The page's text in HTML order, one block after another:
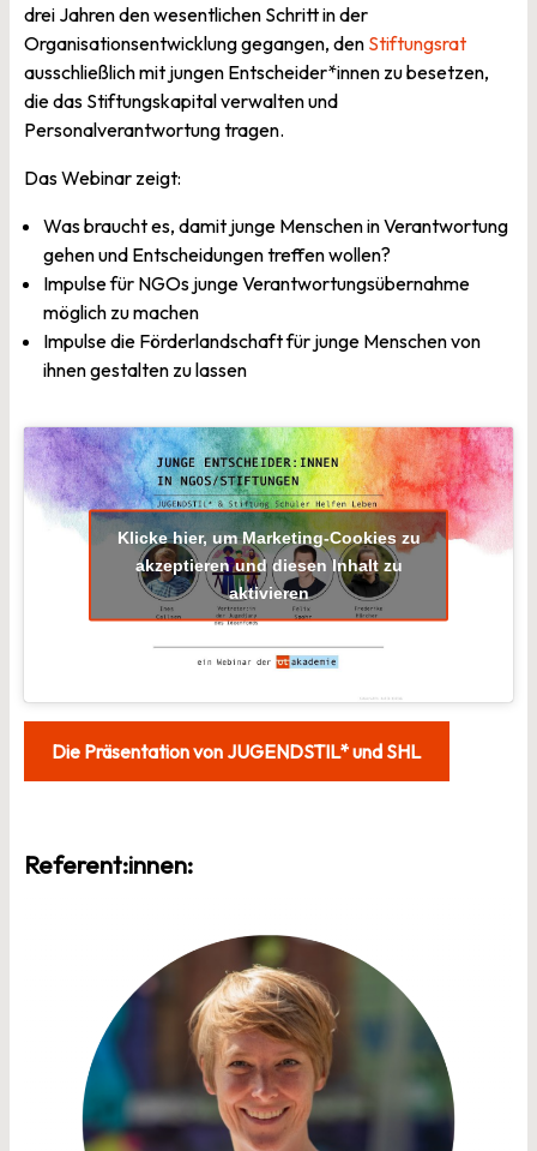
drei Jahren den wesentlichen Schritt in der
Organisationsentwicklung gegangen, den Stiftungsrat
ausschließlich mit jungen Entscheider*innen zu besetzen,
die das Stiftungskapital verwalten und
Personalverantwortung tragen.
Das Webinar zeigt:
Was braucht es, damit junge Menschen in Verantwortung
gehen und Entscheidungen treffen wollen?
Impulse für NGOs junge Verantwortungsübernahme
möglich zu machen
Impulse die Förderlandschaft für junge Menschen von
ihnen gestalten zu lassen
Klicke hier, um Marketing-Cookies zu
akzeptieren und diesen Inhalt zu
aktivieren
Die Präsentation von JUGENDSTIL* und SHL
Referent:innen: